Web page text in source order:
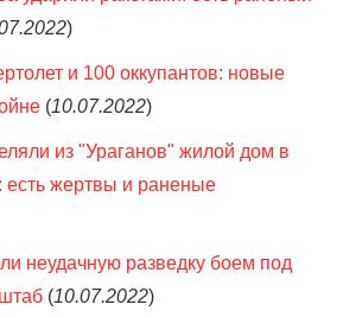
)
и 100 оккупантов: новые
(10.07.2022)
из "Ураганов" жилой дом в
есть жертвы и раненые
неудачную разведку боем под
(10.07.2022)